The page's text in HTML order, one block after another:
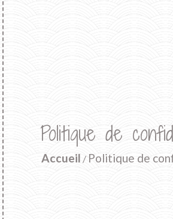
Politique de
Accueil / Politique de